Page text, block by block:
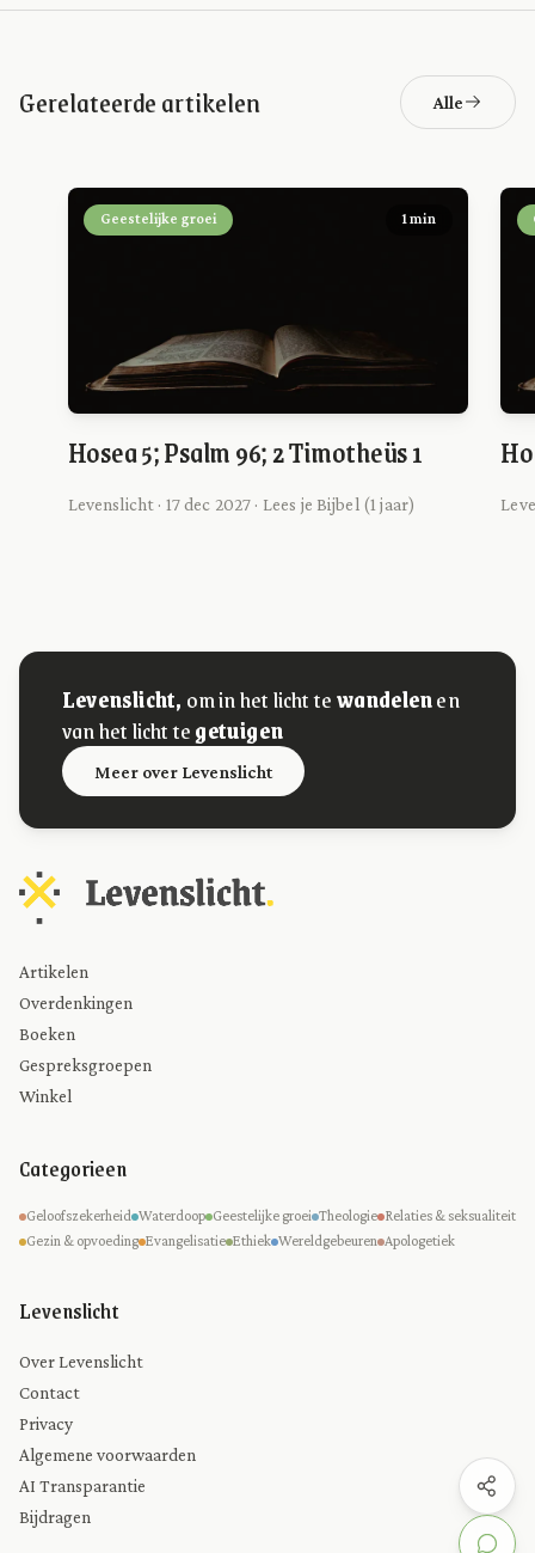
Gerelateerde artikelen Alle
Geestelijke groei 1 min
Hosea 5; Psalm 96; 2 Timotheüs 1
Levenslicht · 17 dec 2027 · Lees je Bijbel (1 jaar)
Levenslicht, om in het licht tewandelenen
van het licht tegetuigen
Meer over Levenslicht
Artikelen
Overdenkingen
Boeken
Gespreksgroepen
Winkel
Categorieen
Geloofszekerheid Waterdoop Geestelijke groei Theologie Relaties & seksualiteit
Gezin & opvoeding Evangelisatie Ethiek Wereldgebeuren Apologetiek
Levenslicht
Over Levenslicht
Contact
Privacy
Algemene voorwaarden
AI Transparantie
Bijdragen